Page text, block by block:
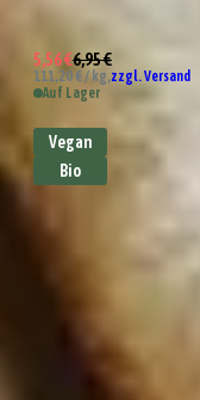
5,56 €6,95 €
111,20 € / kg,zzgl. Versand
Auf Lager
Vegan
Bio